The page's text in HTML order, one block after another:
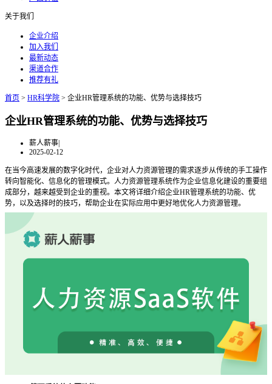
关于我们
企业介绍
加入我们
最新动态
渠道合作
推荐有礼
首页 > HR科学院 > 企业HR管理系统的功能、优势与选择技巧
企业HR管理系统的功能、优势与选择技巧
薪人薪事|
2025-02-12
在当今高速发展的数字化时代，企业对人力资源管理的需求逐步从传统的手工操作
转向智能化、信息化的管理模式。人力资源管理系统作为企业信息化建设的重要组
成部分，越来越受到企业的重视。本文将详细介绍企业HR管理系统的功能、优
势，以及选择时的技巧，帮助企业在实际应用中更好地优化人力资源管理。